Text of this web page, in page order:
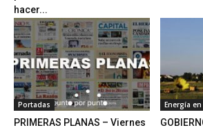
hacer...
Portadas
PRIMERAS PLANAS – Viernes
Energía